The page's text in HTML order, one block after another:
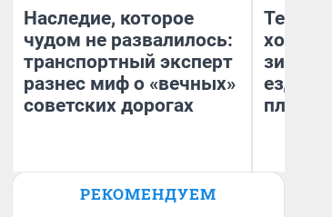
Наследие, которое
чудом не развалилось:
транспортный эксперт
разнес миф о «вечных»
советских дорогах
Блогер, предприниматель,
Тепло
зимой.
ездит
плюсы
РЕКОМЕНДУЕМ